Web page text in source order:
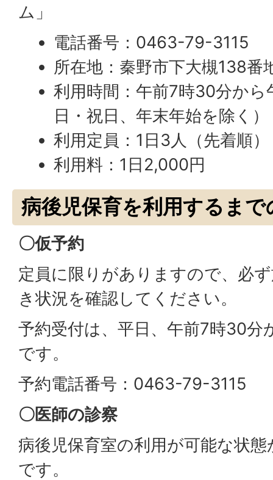
ム」
電話番号：0463-79-3115
所在地：秦野市下大槻138番
利用時間：午前7時30分か
日・祝日、年末年始を除く）
利用定員：1日3人（先着順）
利用料：1日2,000円
病後児保育を利用するまで
〇仮予約
定員に限りがありますので、必
き状況を確認してください。
予約受付は、平日、午前7時30分
です。
予約電話番号：0463-79-3115
〇医師の診察
病後児保育室の利用が可能な状
です。